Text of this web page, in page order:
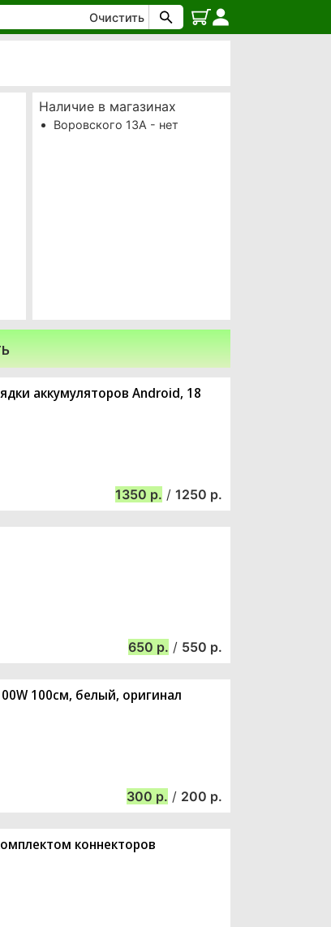
Очистить
Наличие в магазинах
Воровского 13А - нет
аккумуляторов Android, 18
1350 / 1250
650 / 550
100см, белый, оригинал
300 / 200
коннекторов